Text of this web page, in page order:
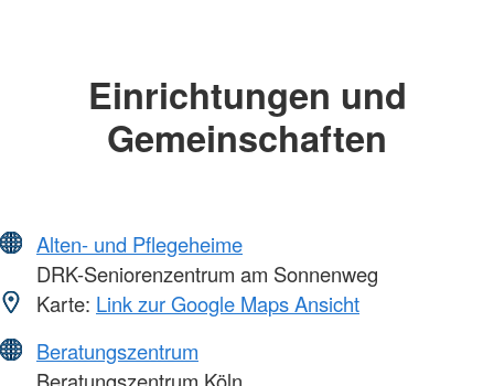
Einrichtungen und
Gemeinschaften
Alten- und Pflegeheime
DRK-Seniorenzentrum am Sonnenweg
Karte: Link zur Google Maps Ansicht
Beratungszentrum